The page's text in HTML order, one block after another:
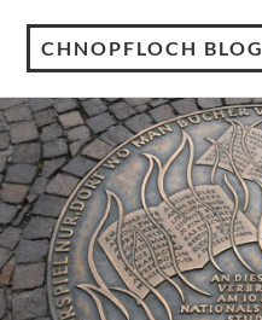
CHNOPFLOCH BLOG